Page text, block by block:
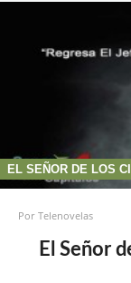
EL SEÑOR DE LOS
PorTelenovelas
El Señor